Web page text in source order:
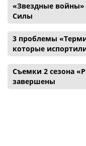
«Звездные войны»
Силы
3 проблемы
которые
Съемки 2 сезона
завершены